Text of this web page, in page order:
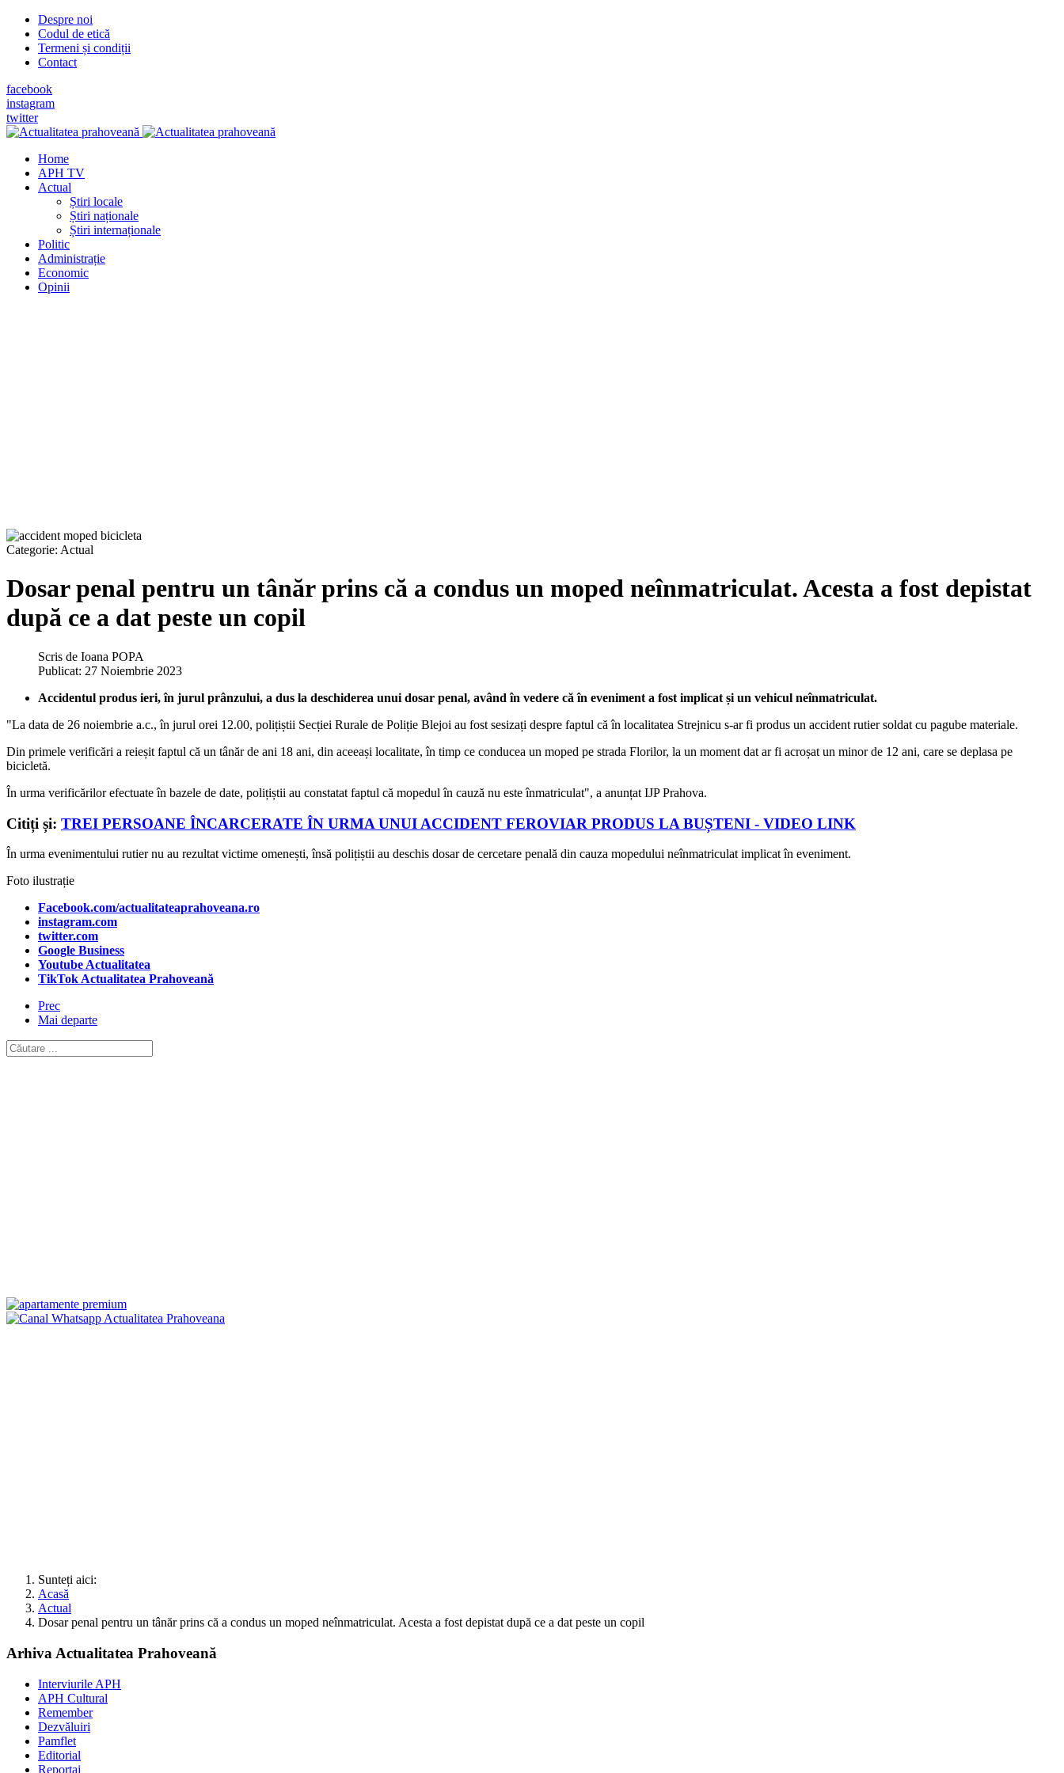
Despre noi
Codul de etică
Termeni și condiții
Contact
facebook
instagram
twitter
Home
APH TV
Actual
Știri locale
Știri naționale
Știri internaționale
Politic
Administrație
Economic
Opinii
Categorie: Actual
Dosar penal pentru un tânăr prins că a condus un moped neînmatriculat. Acesta a fost depistat
după ce a dat peste un copil
Scris de Ioana POPA
Publicat: 27 Noiembrie 2023
Accidentul produs ieri, în jurul prânzului, a dus la deschiderea unui dosar penal, având în vedere că în eveniment a fost implicat și un vehicul neînmatriculat.
"La data de 26 noiembrie a.c., în jurul orei 12.00, polițiștii Secției Rurale de Poliție Blejoi au fost sesizați despre faptul că în localitatea Strejnicu s-ar fi produs un accident rutier soldat cu pagube materiale.
Din primele verificări a reieșit faptul că un tânăr de ani 18 ani, din aceeași localitate, în timp ce conducea un moped pe strada Florilor, la un moment dat ar fi acroșat un minor de 12 ani, care se deplasa pe
bicicletă.
În urma verificărilor efectuate în bazele de date, polițiștii au constatat faptul că mopedul în cauză nu este înmatriculat", a anunțat IJP Prahova.
Citiți și: TREI PERSOANE ÎNCARCERATE ÎN URMA UNUI ACCIDENT FEROVIAR PRODUS LA BUȘTENI - VIDEO LINK
În urma evenimentului rutier nu au rezultat victime omenești, însă polițiștii au deschis dosar de cercetare penală din cauza mopedului neînmatriculat implicat în eveniment.
Foto ilustrație
Facebook.com/actualitateaprahoveana.ro
instagram.com
twitter.com
Google Business
Youtube Actualitatea
TikTok Actualitatea Prahoveană
Prec
Mai departe
Sunteți aici:
Acasă
Actual
Dosar penal pentru un tânăr prins că a condus un moped neînmatriculat. Acesta a fost depistat după ce a dat peste un copil
Arhiva Actualitatea Prahoveană
Interviurile APH
APH Cultural
Remember
Dezvăluiri
Pamflet
Editorial
Reportaj